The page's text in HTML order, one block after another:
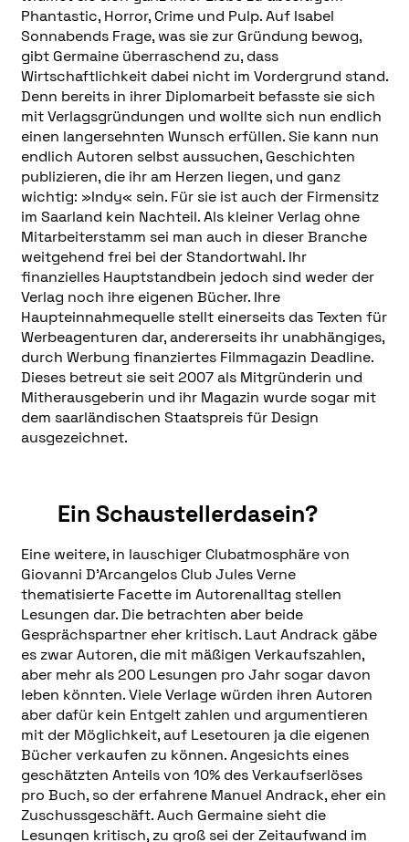
Phantastic, Horror, Crime und Pulp. Auf Isabel
Sonnabends Frage, was sie zur Gründung bewog,
gibt Germaine überraschend zu, dass
Wirtschaftlichkeit dabei nicht im Vordergrund stand.
Denn bereits in ihrer Diplomarbeit befasste sie sich
mit Verlagsgründungen und wollte sich nun endlich
einen langersehnten Wunsch erfüllen. Sie kann nun
endlich Autoren selbst aussuchen, Geschichten
publizieren, die ihr am Herzen liegen, und ganz
wichtig: »Indy« sein. Für sie ist auch der Firmensitz
im Saarland kein Nachteil. Als kleiner Verlag ohne
Mitarbeiterstamm sei man auch in dieser Branche
weitgehend frei bei der Standortwahl. Ihr
finanzielles Hauptstandbein jedoch sind weder der
Verlag noch ihre eigenen Bücher. Ihre
Haupteinnahmequelle stellt einerseits das Texten für
Werbeagenturen dar, andererseits ihr unabhängiges,
durch Werbung finanziertes Filmmagazin Deadline.
Dieses betreut sie seit 2007 als Mitgründerin und
Mitherausgeberin und ihr Magazin wurde sogar mit
dem saarländischen Staatspreis für Design
ausgezeichnet.
Ein Schaustellerdasein?
Eine weitere, in lauschiger Clubatmosphäre von
Giovanni D’Arcangelos Club Jules Verne
thematisierte Facette im Autorenalltag stellen
Lesungen dar. Die betrachten aber beide
Gesprächspartner eher kritisch. Laut Andrack gäbe
es zwar Autoren, die mit mäßigen Verkaufszahlen,
aber mehr als 200 Lesungen pro Jahr sogar davon
leben könnten. Viele Verlage würden ihren Autoren
aber dafür kein Entgelt zahlen und argumentieren
mit der Möglichkeit, auf Lesetouren ja die eigenen
Bücher verkaufen zu können. Angesichts eines
geschätzten Anteils von 10% des Verkaufserlöses
pro Buch, so der erfahrene Manuel Andrack, eher ein
Zuschussgeschäft. Auch Germaine sieht die
Lesungen kritisch, zu groß sei der Zeitaufwand im